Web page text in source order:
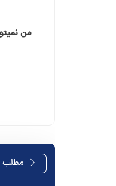
من
مطلب